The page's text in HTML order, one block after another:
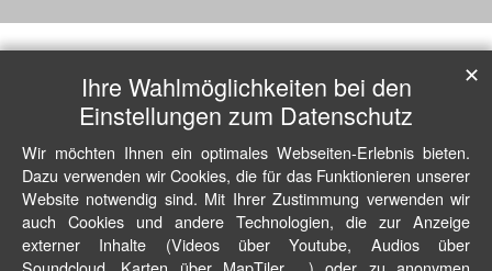
Ihre Wahlmöglichkeiten bei den
Einstellungen zum Datenschutz
Wir möchten Ihnen ein optimales Webseiten-Erlebnis bieten.
Dazu verwenden wir Cookies, die für das Funktionieren unserer
Website notwendig sind. Mit Ihrer Zustimmung verwenden wir
auch Cookies und andere Technologien, die zur Anzeige
externer Inhalte (Videos über Youtube, Audios über
✕